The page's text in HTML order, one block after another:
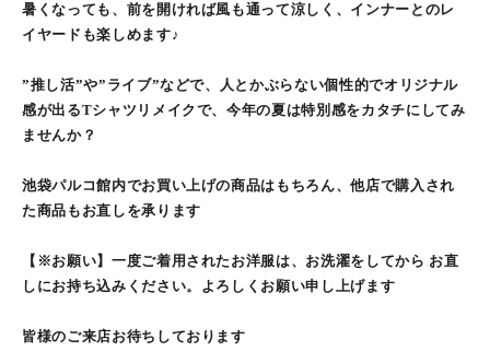
暑くなっても、前を開ければ風も通って涼しく、インナーとのレ
イヤードも楽しめます♪
”推し活”や”ライブ”などで、人とかぶらない個性的でオリジナル
感が出るTシャツリメイクで、今年の夏は特別感をカタチにしてみ
ませんか？
池袋パルコ館内でお買い上げの商品はもちろん、他店で購入され
た商品もお直しを承ります
【※お願い】一度ご着用されたお洋服は、お洗濯をしてから お直
しにお持ち込みください。よろしくお願い申し上げます
皆様のご来店お待ちしております